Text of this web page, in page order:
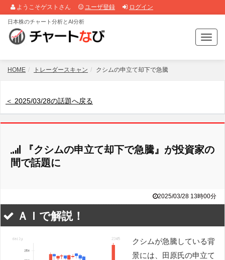
ようこそゲストさん ユーザ登録 ログイン
T
o
g
a
日本株のチャート分析とAI分析
HOME トレーダースキャン クシムの申立て却下で急騰
＜ 2025/03/28の話題へ戻る
『クシムの申立て却下で急騰』が投資家の
間で話題に
2025/03/28 13時00分
ＡＩで解説！
クシムが急騰している背
景には、田原氏の申立て